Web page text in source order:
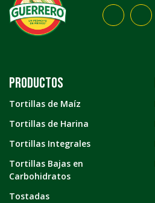
Productos
Tortillas de Maíz
Tortillas de Harina
Tortillas Integrales
Tortillas Bajas en
Carbohidratos
Tostadas